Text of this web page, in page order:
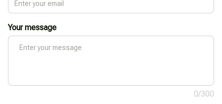
Your message
0/300